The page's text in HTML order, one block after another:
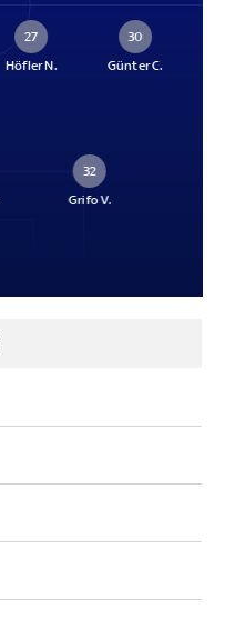
27
Höfler N.
30
Günter C.
32
Grifo V.